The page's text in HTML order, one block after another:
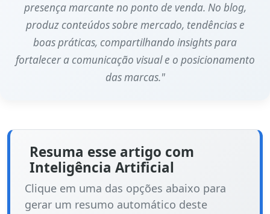
presença marcante no ponto de venda. No blog,
produz conteúdos sobre mercado, tendências e
boas práticas, compartilhando insights para
fortalecer a comunicação visual e o posicionamento
das marcas."
Resuma esse artigo com
Inteligência Artificial
Clique em uma das opções abaixo para
gerar um resumo automático deste